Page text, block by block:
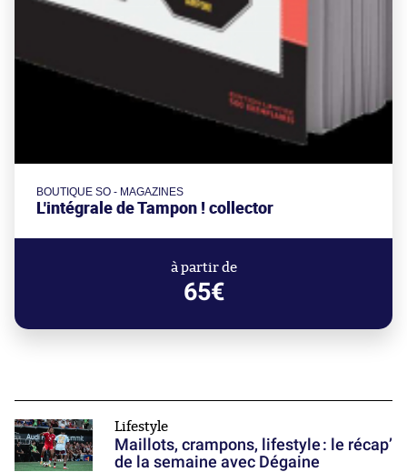
BOUTIQUE SO - MAGAZINES
L'intégrale de Tampon ! collector
à partir de
65€
Lifestyle
Maillots, crampons, lifestyle : le récap’
de la semaine avec Dégaine